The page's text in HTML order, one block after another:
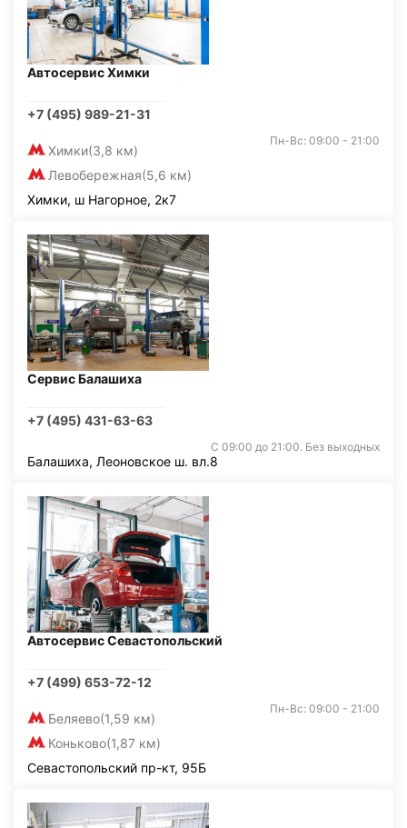
Автосервис Химки
+7 (495) 989-21-31
Химки(3,8 км)
Левобережная(5,6 км)
Пн-Вс: 09:00 - 21:00
Химки, ш Нагорное, 2к7
Сервис Балашиха
+7 (495) 431-63-63
С 09:00 до 21:00. Без выходных
Балашиха, Леоновское ш. вл.8
Автосервис Севастопольский
+7 (499) 653-72-12
Беляево(1,59 км)
Коньково(1,87 км)
Пн-Вс: 09:00 - 21:00
Севастопольский пр-кт, 95Б